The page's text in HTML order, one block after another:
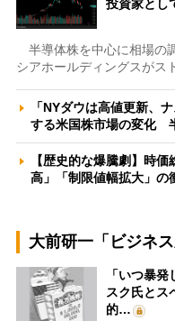
投資家と
半導体株を中心に相場の
シアホールディングスがス
「NYダウは高値更新、
する米国株市場の変化
【歴史的な爆騰劇】時
高」「制限値幅拡大」
大前研一「ビジネ
「いつ暴
スク氏とス
的…